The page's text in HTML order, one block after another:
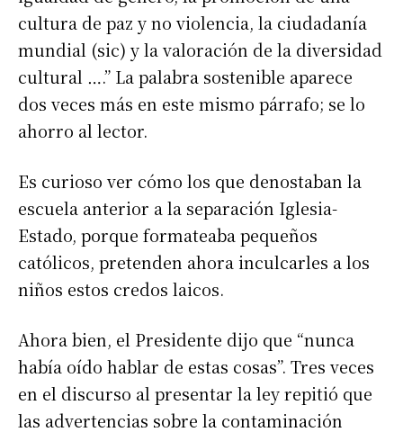
cultura de paz y no violencia, la ciudadanía
mundial (sic) y la valoración de la diversidad
cultural ….” La palabra sostenible aparece
dos veces más en este mismo párrafo; se lo
ahorro al lector.
Es curioso ver cómo los que denostaban la
escuela anterior a la separación Iglesia-
Estado, porque formateaba pequeños
católicos, pretenden ahora inculcarles a los
niños estos credos laicos.
Ahora bien, el Presidente dijo que “nunca
había oído hablar de estas cosas”. Tres veces
en el discurso al presentar la ley repitió que
las advertencias sobre la contaminación